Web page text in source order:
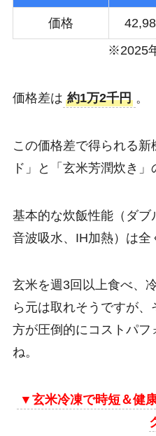
価格
※2025
価格差は 約1万2千円 。
この価格差で得られる
ド」と「玄米芳潤炊き」
基本的な炊飯性能（ダブ
音波吸水、IH加熱）は全
玄米を週3回以上食べ、
ら元は取れそうですが
方が圧倒的にコストパフ
ね。
▼ 玄米冷凍で時短＆健